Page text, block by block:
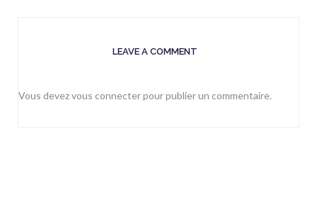
LEAVE A COMMENT
Vous devezvous connecterpour publier un commentaire.